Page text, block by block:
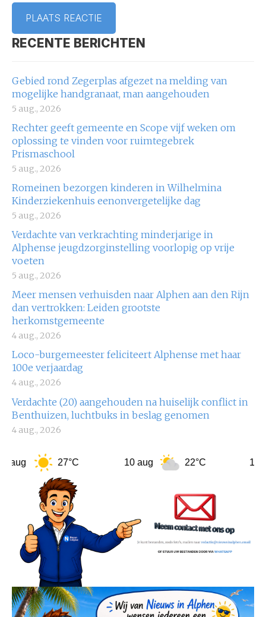
RECENTE BERICHTEN
Gebied rond Zegerplas afgezet na melding van
mogelijke handgranaat, man aangehouden
5 aug., 2026
Rechter geeft gemeente en Scope vijf weken om
oplossing te vinden voor ruimtegebrek
Prismaschool
5 aug., 2026
Romeinen bezorgen kinderen in Wilhelmina
Kinderziekenhuis eenonvergetelijke dag
5 aug., 2026
Verdachte van verkrachting minderjarige in
Alphense jeugdzorginstelling voorlopig op vrije
voeten
5 aug., 2026
Meer mensen verhuisden naar Alphen aan den Rijn
dan vertrokken: Leiden grootste
herkomstgemeente
4 aug., 2026
Loco-burgemeester feliciteert Alphense met haar
100e verjaardag
4 aug., 2026
Verdachte (20) aangehouden na huiselijk conflict in
Benthuizen, luchtbuks in beslag genomen
4 aug., 2026
27°C 10 aug 22°C 11 aug